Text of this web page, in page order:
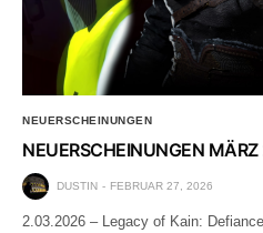
NEUERSCHEINUNGEN
NEUERSCHEINUNGEN
DUSTIN FEBRUAR 27, 2026
2.03.2026 – Legacy of Kain: